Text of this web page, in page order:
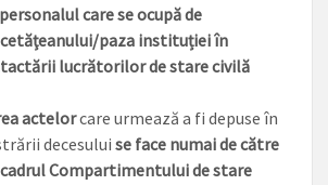
care se ocupă de
paza instituției în
lucrătorilor de stare civilă
actelorcare urmează a fi depuse în
decesului se face numai de către
Compartimentului de stare